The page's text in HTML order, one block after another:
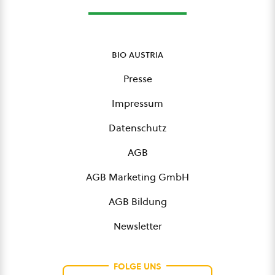
bio austria
Presse
Impressum
Datenschutz
AGB
AGB Marketing GmbH
AGB Bildung
Newsletter
FOLGE UNS